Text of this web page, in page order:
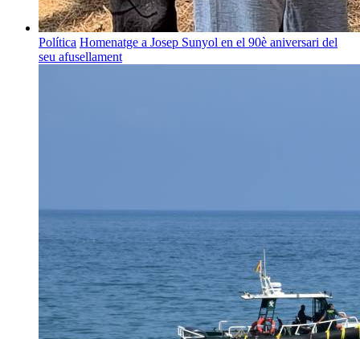
Política Homenatge a Josep Sunyol en el 90è aniversari del
seu afusellament